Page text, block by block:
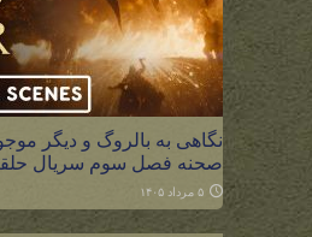
نگاهی به بالروگ و دیگر
صحنه فصل سوم سریال
۵ مرداد ۱۴۰۵